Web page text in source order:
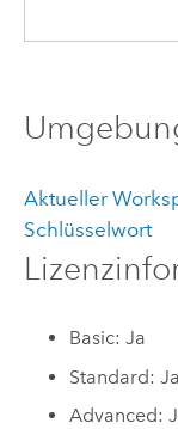
Aktueller
Schlüsselwort
Basic: Ja
Standard: Ja
Advanced: